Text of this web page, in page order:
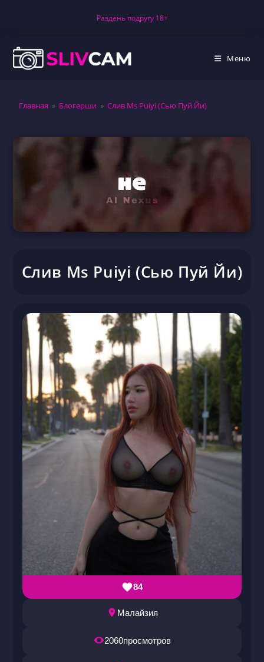
Раздень подругу 18+
Меню
Главная » Блогерши » Слив Ms Puiyi (Сью Пуй Йи)
Слив Ms Puiyi (Сью Пуй Йи)
84
Малайзия
2060просмотров